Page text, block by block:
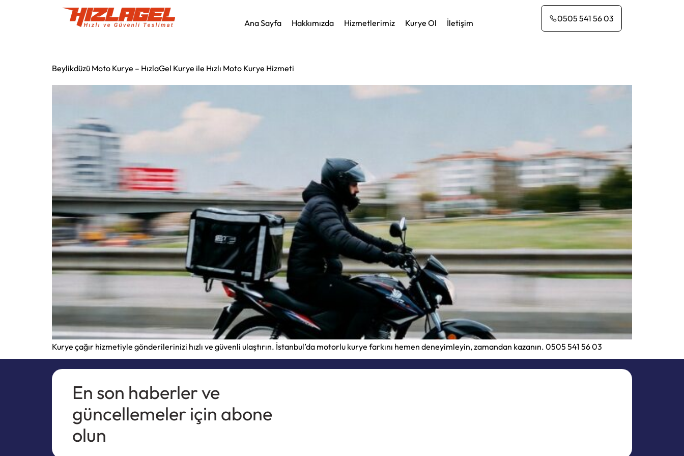
Ana Sayfa Hakkımızda Hizmetlerimiz Kurye Ol İletişim 0505 541 56 03
Beylikdüzü Moto Kurye – HızlaGel Kurye ile Hızlı Moto Kurye Hizmeti
Kurye çağır hizmetiyle gönderilerinizi hızlı ve güvenli ulaştırın. İstanbul’da motorlu kurye farkını hemen deneyimleyin, zamandan kazanın. 0505 541 56 03
En son haberler ve
güncellemeler için abone
olun